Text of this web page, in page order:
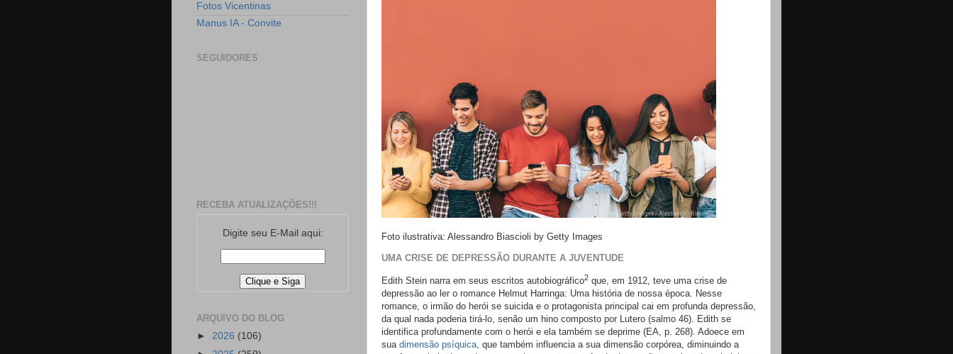
Foto ilustrativa: Alessandro Biascioli by Getty Images
UMA CRISE DE DEPRESSÃO DURANTE A JUVENTUDE
Edith Stein narra em seus escritos autobiográfico2 que, em 1912, teve uma crise de
depressão ao ler o romance Helmut Harringa: Uma história de nossa época. Nesse
romance, o irmão do herói se suicida e o protagonista principal cai em profunda depressão,
da qual nada poderia tirá-lo, senão um hino composto por Lutero (salmo 46). Edith se
identifica profundamente com o herói e ela também se deprime (EA, p. 268). Adoece em
sua dimensão psíquica , que também influencia a sua dimensão corpórea, diminuindo a
Fotos Vicentinas
Manus IA - Convite
SEGUIDORES
RECEBA ATUALIZAÇÕES!!!
Digite seu E-Mail aqui:
ARQUIVO DO BLOG
► 2026 (106)